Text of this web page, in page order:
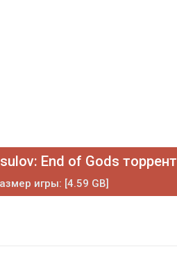
End of Gods торрент
игры: [4.59 GB]